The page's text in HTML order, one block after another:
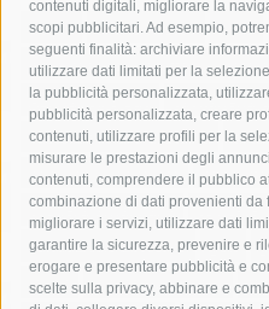
contenuti digitali, migliorare la
scopi pubblicitari. Ad esempio,
seguenti finalità: archiviare
utilizzare dati limitati per la
la pubblicità personalizzata,
pubblicità personalizzata, creare
contenuti, utilizzare profili per la
misurare le prestazioni degli
contenuti, comprendere il pubblico
combinazione di dati provenienti da
migliorare i servizi, utilizzare dati
garantire la sicurezza, prevenire e
erogare e presentare pubblicità e
scelte sulla privacy, abbinare e
acqua allerta meteo
anas
area marina protetta di punta
Asl Napoli 3 sud
capitaneria
castellammare di stabia
comune di sorrento
concerto
costiera amalfitana
covid-19
fondazione sorrento
gori
lavori
lorenzo balducelli